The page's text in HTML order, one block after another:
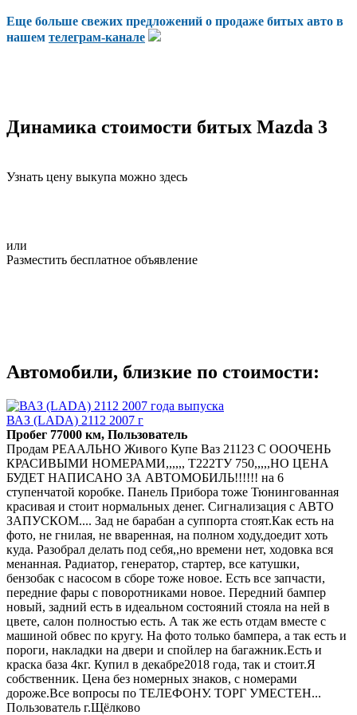
Еще больше свежих предложений о продаже битых авто в
нашем телеграм-канале
Динамика стоимости битых Mazda 3
Узнать цену выкупа можно здесь
или
Разместить бесплатное объявление
Автомобили, близкие по стоимости:
ВАЗ (LADA) 2112 2007 г
Пробег 77000 км, Пользователь
Продам РЕААЛЬНО Живого Купе Ваз 21123 С ОООЧЕНЬ
КРАСИВЫМИ НОМЕРАМИ,,,,,, Т222ТУ 750,,,,,НО ЦЕНА
БУДЕТ НАПИСАНО ЗА АВТОМОБИЛЬ!!!!!! на 6
ступенчатой коробке. Панель Прибора тоже Тюнингованная
красивая и стоит нормальных денег. Сигнализация с АВТО
ЗАПУСКОМ.... Зад не барабан а суппорта стоят.Как есть на
фото, не гнилая, не вваренная, на полном ходу,доедит хоть
куда. Разобрал делать под себя,,но времени нет, ходовка вся
менанная. Радиатор, генератор, стартер, все катушки,
бензобак с насосом в сборе тоже новое. Есть все запчасти,
передние фары с поворотниками новое. Передний бампер
новый, задний есть в идеальном состояний стояла на ней в
цвете, салон полностью есть. А так же есть отдам вместе с
машиной обвес по кругу. На фото только бампера, а так есть и
пороги, накладки на двери и спойлер на багажник.Есть и
краска база 4кг. Купил в декабре2018 года, так и стоит.Я
собственник. Цена без номерных знаков, с номерами
дороже.Все вопросы по ТЕЛЕФОНУ. ТОРГ УМЕСТЕН...
Пользователь г.Щёлково